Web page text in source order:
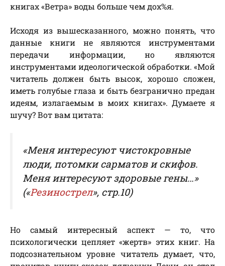
книгах «Ветра» воды больше чем дох%я.
Исходя из вышесказанного, можно понять, что
данные книги не являются инструментами
передачи информации, но являются
инструментами идеологической обработки. «Мой
читатель должен быть высок, хорошо сложен,
иметь голубые глаза и быть безгранично предан
идеям, излагаемым в моих книгах». Думаете я
шучу? Вот вам цитата:
«Меня интересуют чистокровные
люди, потомки сарматов и скифов.
Меня интересуют здоровые гены…»
(«Резинострел», cтp.10)
Но самый интересный аспект — то, что
психологически цепляет «жертв» этих книг. На
подсознательном уровне читатель думает, что,